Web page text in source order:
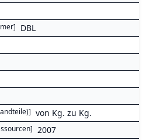
] DBL
] von Kg. zu Kg.
] 2007